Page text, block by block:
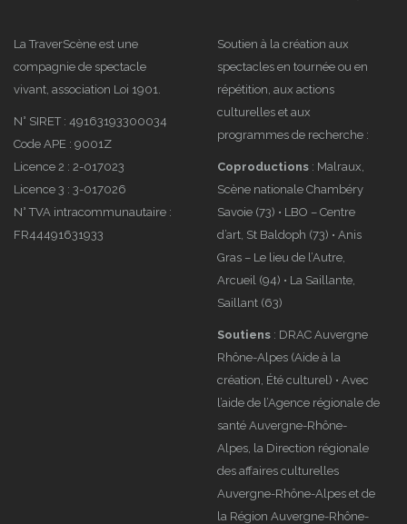
Collectif
Open
Source
La TraverScène est une
compagnie de spectacle
vivant, association Loi 1901.
N° SIRET : 49163193300034
Code APE : 9001Z
Licence 2 : 2-017023
Licence 3 : 3-017026
N° TVA intracommunautaire :
FR44491631933
Soutien à la création aux
spectacles en tournée ou en
répétition, aux actions
culturelles et aux
programmes de recherche :
Coproductions : Malraux,
Scène nationale Chambéry
Savoie (73) • LBO – Centre
d’art, St Baldoph (73) • Anis
Gras – Le lieu de l’Autre,
Arcueil (94) • La Saillante,
Saillant (63)
Soutiens : DRAC Auvergne
Rhône-Alpes (Aide à la
création, Été culturel) • Avec
l’aide de l’Agence régionale de
santé Auvergne-Rhône-
Alpes, la Direction régionale
des affaires culturelles
Auvergne-Rhône-Alpes et de
la Région Auvergne-Rhône-